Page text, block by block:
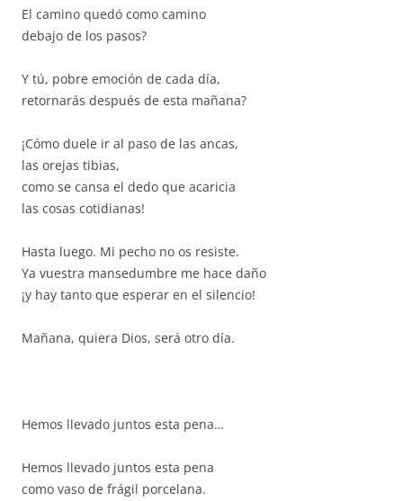
El camino quedó como camino
debajo de los pasos?
Y tú, pobre emoción de cada día,
retornarás después de esta mañana?
¡Cómo duele ir al paso de las ancas,
las orejas tibias,
como se cansa el dedo que acaricia
las cosas cotidianas!
Hasta luego. Mi pecho no os resiste.
Ya vuestra mansedumbre me hace daño
¡y hay tanto que esperar en el silencio!
Mañana, quiera Dios, será otro día.
Hemos llevado juntos esta pena…
Hemos llevado juntos esta pena
como vaso de frágil porcelana.